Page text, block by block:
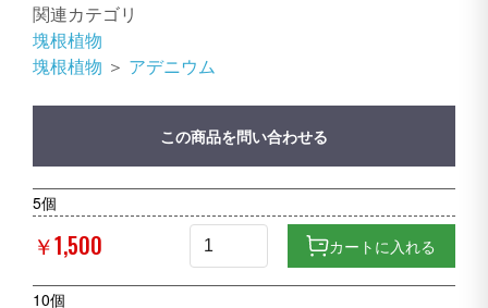
関連カテゴリ
塊根植物
塊根植物 ＞ アデニウム
この商品を問い合わせる
5個
￥1,500 カートに入れる
10個